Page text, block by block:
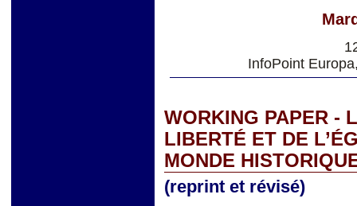
InfoPoint
WORKING PAPER -
LIBERTÉ ET DE
MONDE
(reprint et révisé)